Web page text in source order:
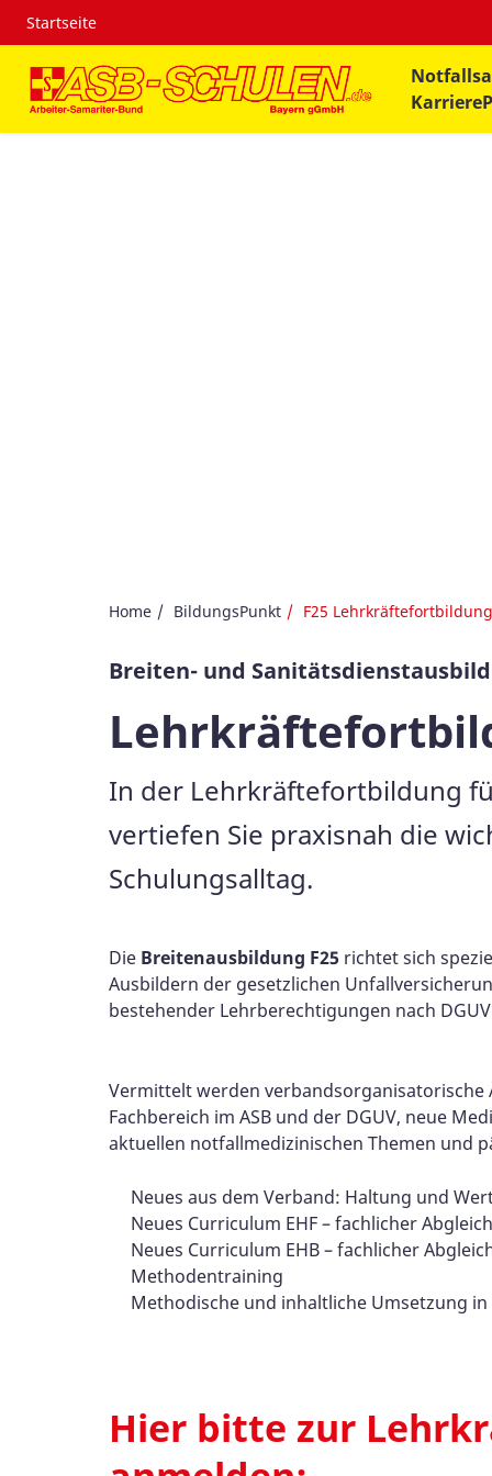
Startseite
Home BildungsPunkt F25
Breiten- und
In der Lehrkräftefortbildung
vertiefen Sie praxisnah die
Schulungsalltag.
Die Breitenausbildung F25 richtet sich
Ausbildern der gesetzlichen
bestehender Lehrberechtigungen nach DGUV
Vermittelt werden
Fachbereich im ASB und der DGUV, neue
aktuellen notfallmedizinischen Themen und
Neues aus dem Verband: Haltung und
Neues Curriculum EHF – fachlicher Abgleich
Neues Curriculum EHB – fachlicher
Methodentraining
Methodische und inhaltliche Umsetzung
Hier bitte zur